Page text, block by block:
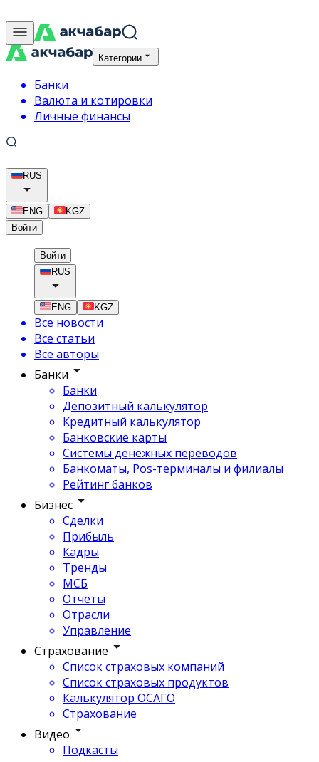
Категории
Банки
Валюта и котировки
Личные финансы
RUS
ENG
KGZ
Войти
Войти
RUS
ENG KGZ
Все новости
Все статьи
Все авторы
Банки
Банки
Депозитный калькулятор
Кредитный калькулятор
Банковские карты
Системы денежных переводов
Банкоматы, Pos-терминалы и филиалы
Рейтинг банков
Бизнес
Сделки
Прибыль
Кадры
Тренды
МСБ
Отчеты
Отрасли
Управление
Страхование
Список страховых компаний
Список страховых продуктов
Калькулятор ОСАГО
Страхование
Видео
Подкасты